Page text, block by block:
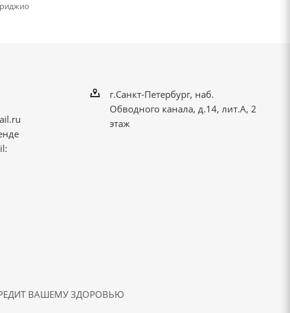
г.Санкт-Петербург, наб.
Обводного канала, д.14, лит.А, 2
этаж
ВАШЕМУ ЗДОРОВЬЮ